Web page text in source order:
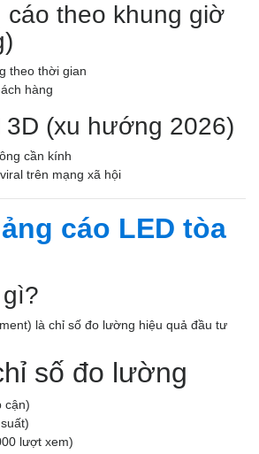
cáo theo khung giờ
theo thời gian
hàng
3D (xu hướng 2026)
cần kính
trên mạng xã hội
cáo LED tòa
là chỉ số đo lường hiệu quả đầu tư
số đo lường
cận)
lượt xem)